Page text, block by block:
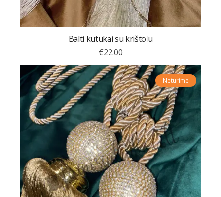
Balti kutukai su krištolu
€22.00
Neturime